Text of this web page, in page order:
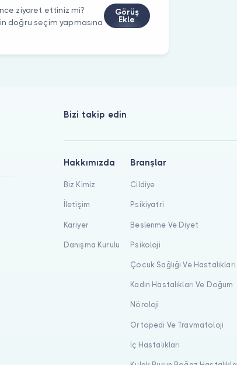
önce ziyaret ettiniz mi?
doğru seçim yapmasına
Görüş
Ekle
Bizi takip edin
Hakkımızda
Biz Kimiz
İletişim
Kariyer
Danışma Kurulu
Branşlar
Cildiye
Psikiyatri
Beslenme Ve Diyet
Psikoloji
Çocuk Sağlığı Ve Hastalıkları
Kadın Hastalıkları Ve Doğum
Nöroloji
Ortopedi Ve Travmatoloji
İç Hastalıkları